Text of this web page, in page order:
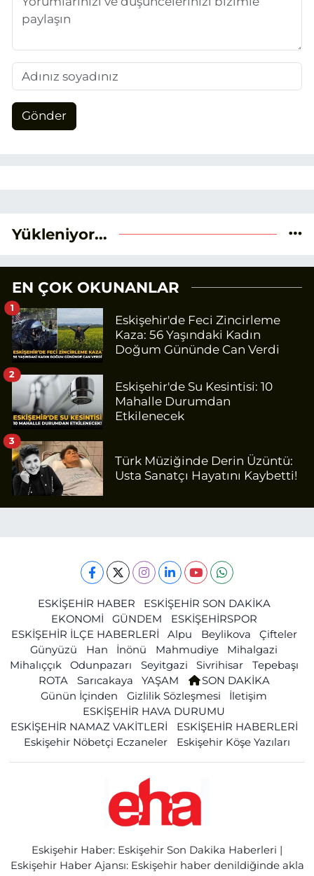
Gönder
Yükleniyor...
EN ÇOK OKUNANLAR
Eskişehir'de Feci Zincirleme
Kaza: 56 Yaşındaki Kadın
Doğum Gününde Can Verdi
1
Eskişehir'de Su Kesintisi: 10
Mahalle Durumdan
Etkilenecek
2
Türk Müziğinde Derin Üzüntü:
Usta Sanatçı Hayatını Kaybetti!
3
ESKİŞEHİR HABER
ESKİŞEHİR SON DAKİKA
EKONOMİ
GÜNDEM
ESKİŞEHİRSPOR
ESKİŞEHİR İLÇE HABERLERİ
Alpu Beylikova
Çifteler
Günyüzü
Han İnönü Mahmudiye
Mihalgazi
Mihalıççık
Odunpazarı Seyitgazi Sivrihisar
Tepebaşı
ROTA
Sarıcakaya YAŞAM
SON DAKİKA
Günün İçinden
Gizlilik Sözleşmesi
İletişim
ESKİŞEHİR HAVA DURUMU
ESKİŞEHİR NAMAZ VAKİTLERİ
ESKİŞEHİR HABERLERİ
Eskişehir Nöbetçi Eczaneler
Eskişehir Köşe Yazıları
Eskişehir Haber: Eskişehir Son Dakika Haberleri |
Eskişehir Haber Ajansı: Eskişehir haber denildiğinde akla